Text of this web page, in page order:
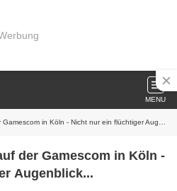
MENU
in Köln - Nicht nur ein flüchtiger Augenblick...
der Gamescom in Köln -
Augenblick...